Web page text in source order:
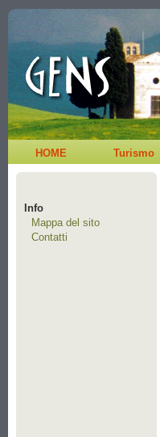
HOME Turismo
Info
Mappa del sito
Contatti